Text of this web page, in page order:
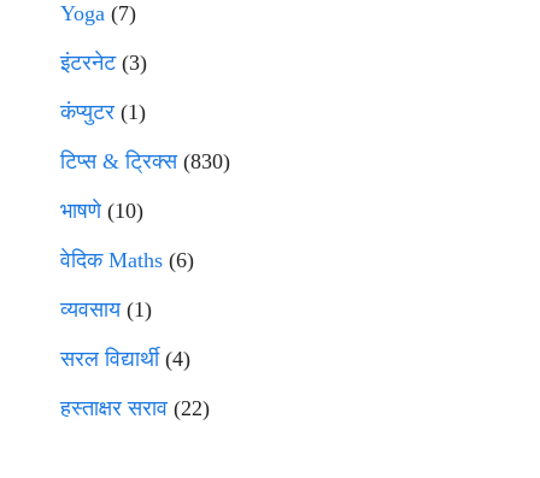
Yoga (7)
इंटरनेट(3)
कंप्युटर (1)
टिप्स & ट्रिक्स(830)
भाषणे(10)
वेदिक Maths (6)
व्यवसाय(1)
सरल विद्यार्थी(4)
हस्ताक्षर सराव (22)